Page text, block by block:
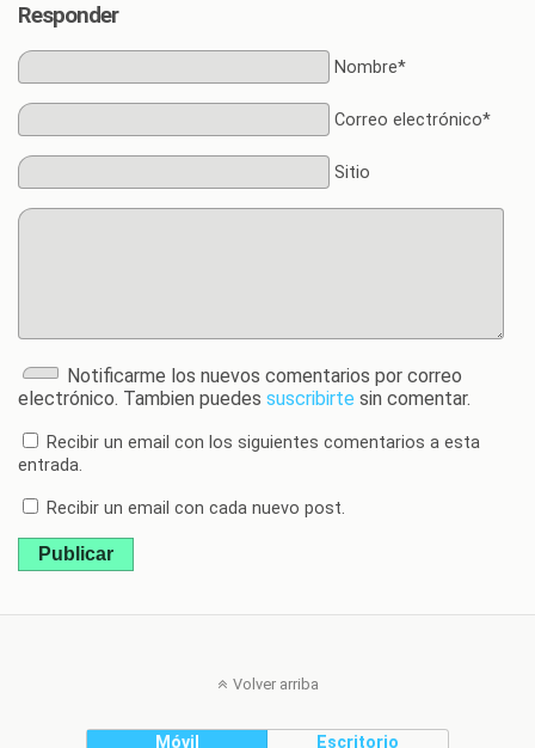
Responder
Nombre*
Correo electrónico*
Sitio
Notificarme los nuevos comentarios por correo
electrónico. Tambien puedes suscribirte sin comentar.
Recibir un email con los siguientes comentarios a esta
entrada.
Recibir un email con cada nuevo post.
Publicar
Volver arriba
Móvil Escritorio